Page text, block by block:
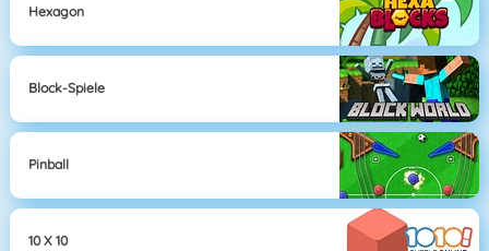
Hexagon
Block-Spiele
Pinball
10 X 10